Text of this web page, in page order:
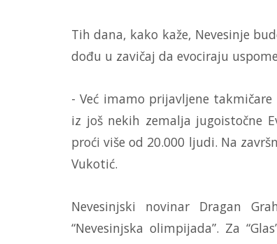
Tih dana, kako kaže, Nevesinje
dođu u zavičaj da evociraju
- Već imamo prijavljene takmičare
iz još nekih zemalja jugoistočne
proći više od 20.000 ljudi. Na
Vukotić.
Nevesinjski novinar Dragan
“Nevesinjska olimpijada”. Za